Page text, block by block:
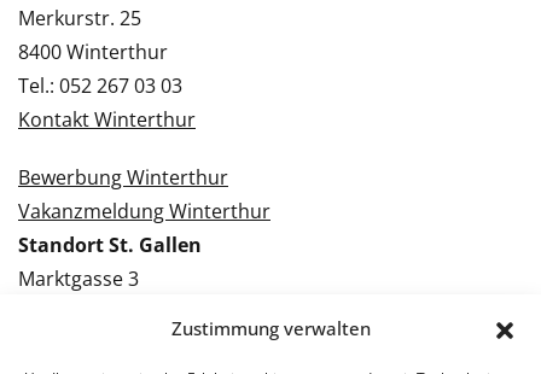
Zustimmung verwalten
Merkurstr. 25
8400 Winterthur
Tel.: 052 267 03 03
Kontakt Winterthur
Bewerbung Winterthur
Vakanzmeldung Winterthur
Standort St. Gallen
Marktgasse 3